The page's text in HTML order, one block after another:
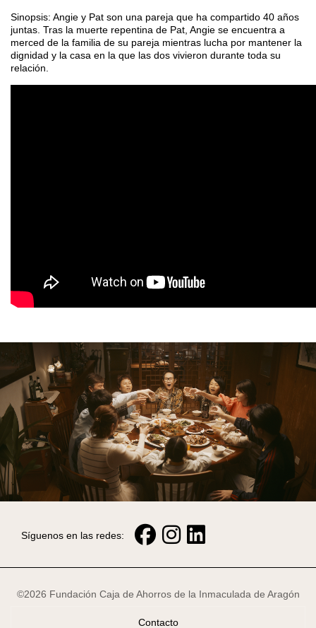
Sinopsis: Angie y Pat son una pareja que ha compartido 40 años
juntas. Tras la muerte repentina de Pat, Angie se encuentra a
merced de la familia de su pareja mientras lucha por mantener la
dignidad y la casa en la que las dos vivieron durante toda su
relación.
Síguenos en las redes:
©2026 Fundación Caja de Ahorros de la Inmaculada de Aragón
Contacto